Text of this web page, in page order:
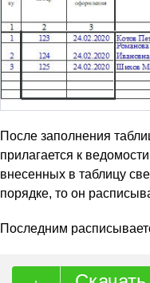
После заполнения
прилагается к
внесенных в таблицу
порядке, то он
Последним